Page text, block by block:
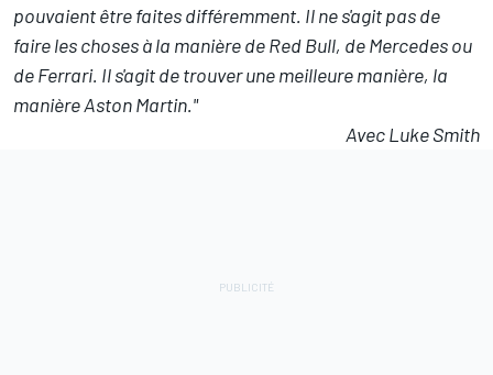
pouvaient être faites différemment. Il ne s'agit pas de
faire les choses à la manière de Red Bull, de Mercedes ou
de Ferrari. Il s'agit de trouver une meilleure manière, la
manière Aston Martin."
Avec Luke Smith